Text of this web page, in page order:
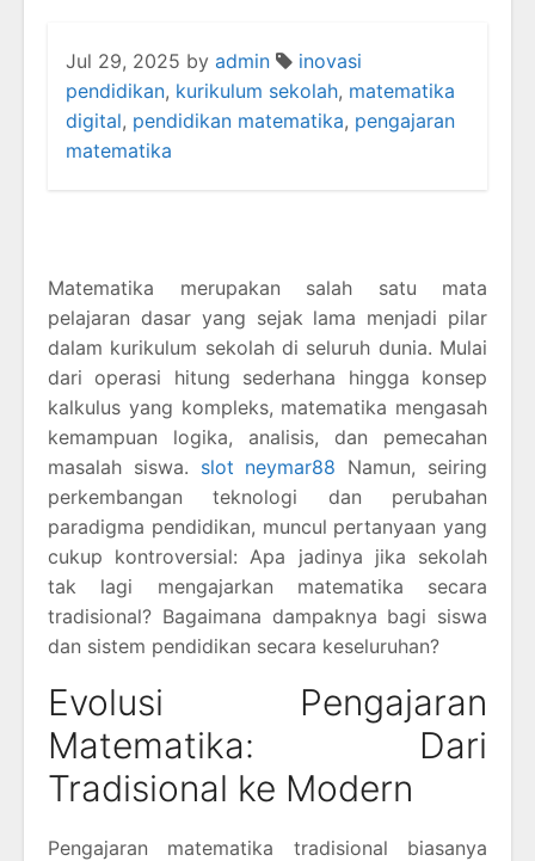
Jul 29, 2025 by admin
inovasi
pendidikan, kurikulum sekolah, matematika
digital, pendidikan matematika, pengajaran
matematika
Matematika merupakan salah satu mata
pelajaran dasar yang sejak lama menjadi pilar
dalam kurikulum sekolah di seluruh dunia. Mulai
dari operasi hitung sederhana hingga konsep
kalkulus yang kompleks, matematika mengasah
kemampuan logika, analisis, dan pemecahan
masalah siswa. slot neymar88 Namun, seiring
perkembangan teknologi dan perubahan
paradigma pendidikan, muncul pertanyaan yang
cukup kontroversial: Apa jadinya jika sekolah
tak lagi mengajarkan matematika secara
tradisional? Bagaimana dampaknya bagi siswa
dan sistem pendidikan secara keseluruhan?
Evolusi Pengajaran
Matematika: Dari
Tradisional ke Modern
Pengajaran matematika tradisional biasanya